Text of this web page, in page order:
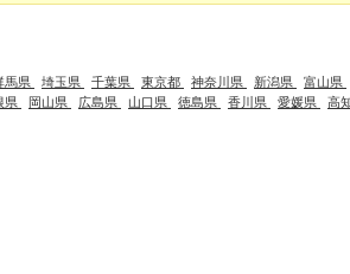
馬県 埼玉県 千葉県 東京都 神奈川県 新潟県 富山県
県 岡山県 広島県 山口県 徳島県 香川県 愛媛県 高